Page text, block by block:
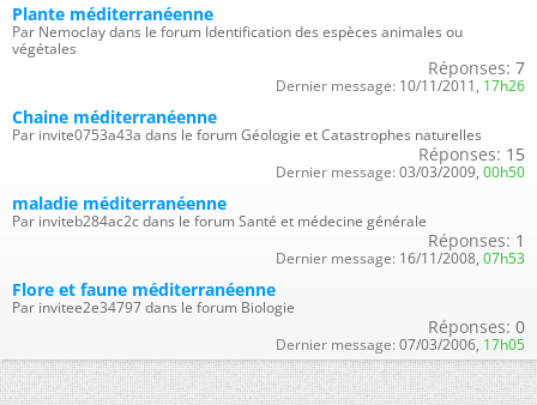
Plante méditerranéenne
Par Nemoclay dans le forum Identification des espèces animales ou
végétales
Réponses: 7
Dernier message: 10/11/2011, 17h26
Chaine méditerranéenne
Par invite0753a43a dans le forum Géologie et Catastrophes naturelles
Réponses: 15
Dernier message: 03/03/2009, 00h50
maladie méditerranéenne
Par inviteb284ac2c dans le forum Santé et médecine générale
Réponses: 1
Dernier message: 16/11/2008, 07h53
Flore et faune méditerranéenne
Par invitee2e34797 dans le forum Biologie
Réponses: 0
Dernier message: 07/03/2006, 17h05